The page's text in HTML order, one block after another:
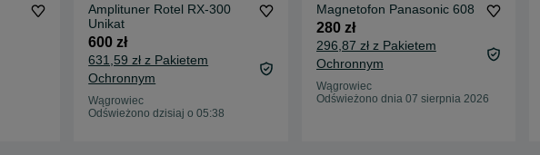
Amplituner Rotel RX-300
Unikat
600 zł
631,59 zł z Pakietem
Ochronnym
Wągrowiec
Odświeżono dzisiaj o 05:38
Magnetofon Panasonic 608
280 zł
296,87 zł z Pakietem
Ochronnym
Wągrowiec
Odświeżono dnia 07 sierpnia 2026